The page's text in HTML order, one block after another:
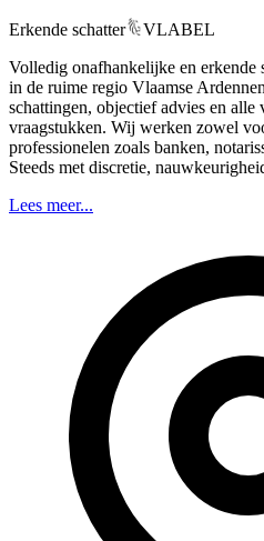
Erkende schatter
VLABEL
Volledig onafhankelijke en erkende
in de ruime regio Vlaamse
schattingen, objectief advies en alle
vraagstukken. Wij werken zowel
professionelen zoals banken,
Steeds met discretie,
Lees meer...